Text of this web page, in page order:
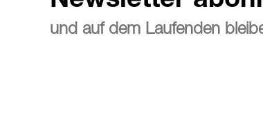
und auf dem Laufenden